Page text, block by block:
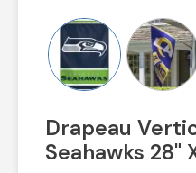
Drapeau
Seahawks 28"